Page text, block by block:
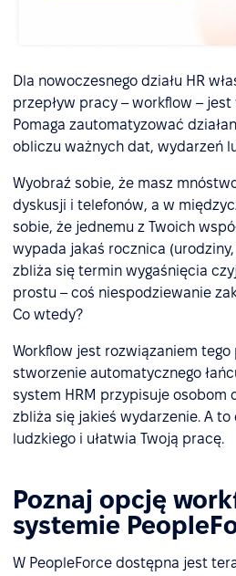
Dla nowoczesnego działu HR
przepływ pracy – workflow –
Pomaga zautomatyzować
obliczu ważnych dat, wydarzeń
Wyobraź sobie, że masz
dyskusji i telefonów, a w
sobie, że jednemu z Twoich
wypada jakaś rocznica
zbliża się termin wygaśnięcia
prostu – coś niespodziewanie
Co wtedy?
Workflow jest rozwiązaniem tego
stworzenie automatycznego
system HRM przypisuje osobom
zbliża się jakieś wydarzenie. A to
ludzkiego i ułatwia Twoją pracę.
Poznaj opcję
systemie
W PeopleForce dostępna jest